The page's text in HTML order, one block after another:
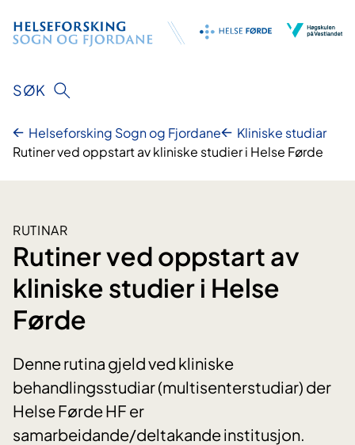
innhald
SØK
Helseforsking Sogn og Fjordane
Kliniske studiar
Rutiner ved oppstart av kliniske studier i Helse Førde
RUTINAR
Rutiner ved oppstart av
kliniske studier i Helse
Førde
Denne rutina gjeld ved kliniske
behandlingsstudiar (multisenterstudiar) der
Helse Førde HF er
samarbeidande/deltakande institusjon.